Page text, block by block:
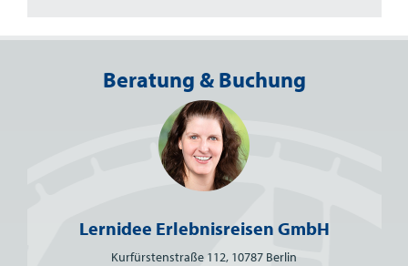
Beratung & Buchung
Lernidee Erlebnisreisen GmbH
Kurfürstenstraße 112, 10787 Berlin